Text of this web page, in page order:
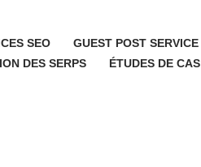
SEO GUEST POST SERVICE
DES SERPS
ÉTUDES DE CAS